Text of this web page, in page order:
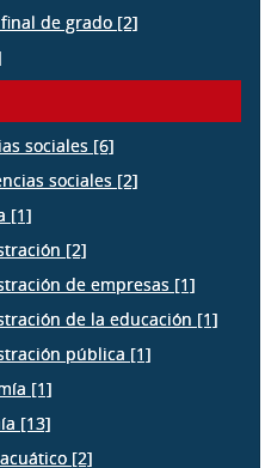
de grado [2]
sociales [6]
sociales [2]
[1]
[2]
de empresas [1]
de la educación [1]
pública [1]
[1]
[13]
[2]